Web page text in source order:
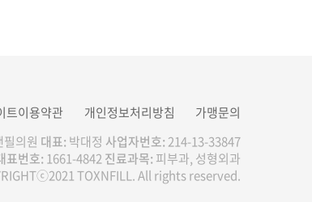
트이용약관 개인정보처리방침
가맹문의
필의원 대표: 박대정 사업자번호: 214-13-33847
표번호: 1661-4842진료과목: 피부과, 성형외과
TOXNFILL. All rights reserved.